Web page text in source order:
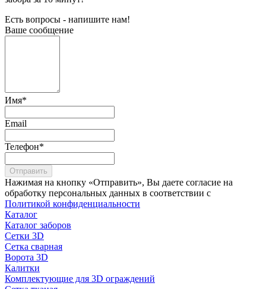
Есть вопросы - напишите нам!
Ваше сообщение
Имя*
Email
Телефон*
Отправить
Нажимая на кнопку «Отправить», Вы даете согласие на
обработку персональных данных в соответствии с
Политикой конфиденциальности
Каталог
Каталог заборов
Сетки 3D
Сетка сварная
Ворота 3D
Калитки
Комплектующие для 3D ограждений